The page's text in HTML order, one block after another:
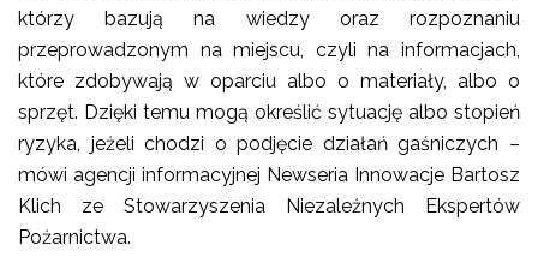
którzy bazują na wiedzy oraz rozpoznaniu
przeprowadzonym na miejscu, czyli na informacjach,
które zdobywają w oparciu albo o materiały, albo o
sprzęt. Dzięki temu mogą określić sytuację albo stopień
ryzyka, jeżeli chodzi o podjęcie działań gaśniczych –
mówi agencji informacyjnej Newseria Innowacje Bartosz
Klich ze Stowarzyszenia Niezależnych Ekspertów
Pożarnictwa.